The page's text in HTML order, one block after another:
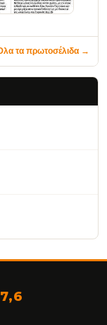
τα πρωτοσέλιδα →